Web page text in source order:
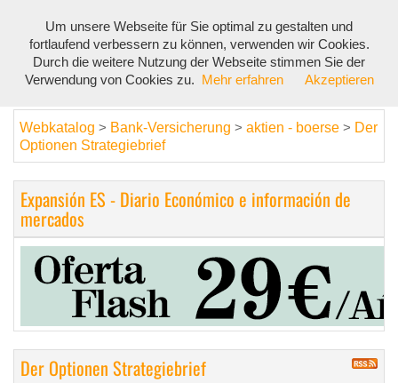
Webkatalog > Bank-Versicherung > aktien - boerse > Der
Optionen Strategiebrief
Expansión ES - Diario Económico e información de
mercados
Der Optionen Strategiebrief
Um unsere Webseite für Sie optimal zu gestalten und
fortlaufend verbessern zu können, verwenden wir Cookies.
Durch die weitere Nutzung der Webseite stimmen Sie der
Verwendung von Cookies zu.
Mehr erfahren Akzeptieren